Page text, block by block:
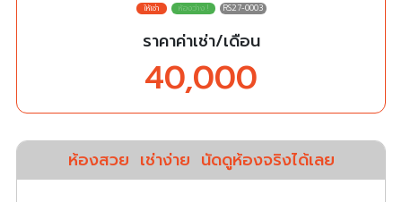
RS27-0003
ราคาค่าเช่า/เดือน
40,000
ห้องสวย เช่าง่าย นัดดูห้องจริงได้เลย